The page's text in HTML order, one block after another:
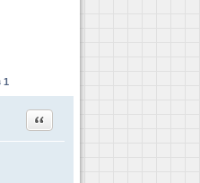
1
Цитата